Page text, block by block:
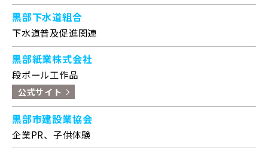
黒部下水道組合
下水道普及促進関連
黒部紙業株式会社
段ボール工作品
公式サイト
黒部市建設業協会
企業PR、子供体験